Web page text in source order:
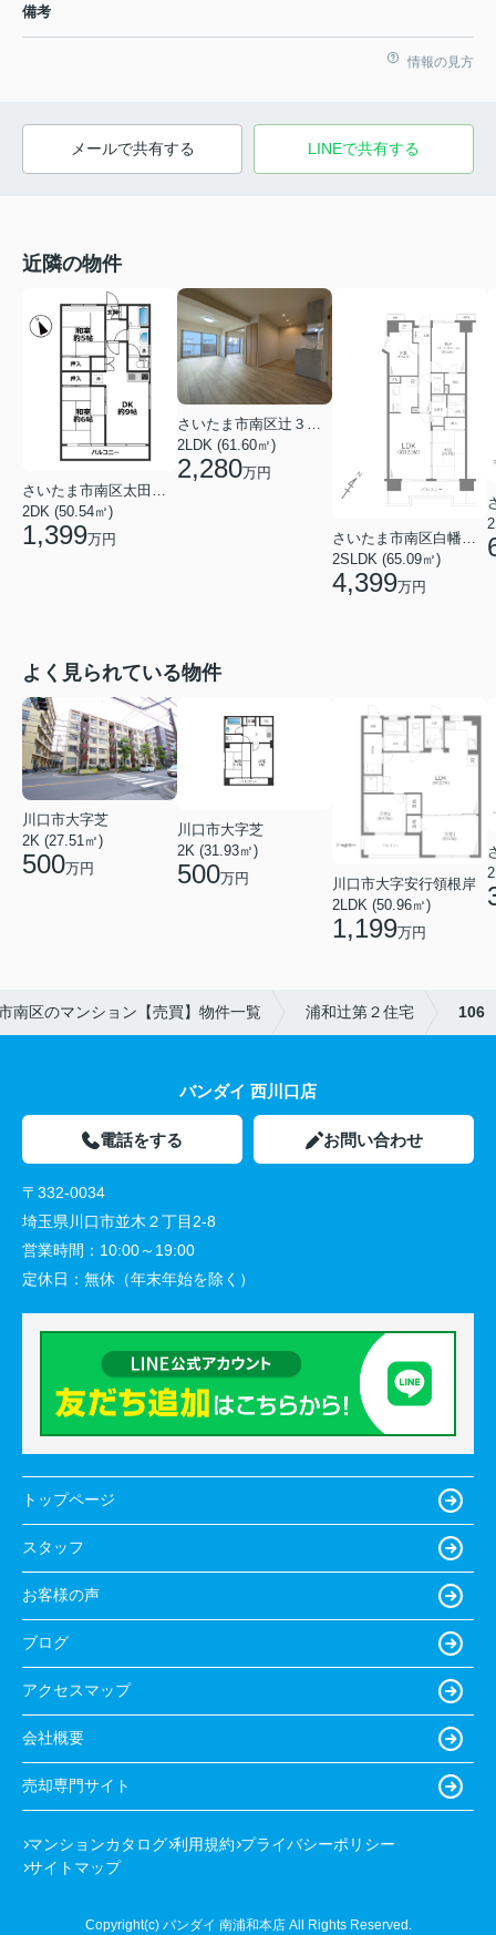
備考
情報の見方
メールで共有する LINEで共有する
近隣の物件
2DK (50.54㎡)
1,399万円
2LDK (61.60㎡)
2,280万円
2SLDK (65.09㎡)
4,399万円
よく見られている物件
川口市大字芝
2K (27.51㎡)
500万円
川口市大字芝
2K (31.93㎡)
500万円
川口市大字安行領根岸
2LDK (50.96㎡)
1,199万円
南区のマンション【売買】物件一覧 浦和辻第２住宅 106
バンダイ 西川口店
電話をする お問い合わせ
〒332-0034
埼玉県川口市並木２丁目2-8
営業時間： 10:00～19:00
定休日： 無休（年末年始を除く）
トップページ
スタッフ
お客様の声
ブログ
アクセスマップ
会社概要
売却専門サイト
マンションカタログ 利用規約 プライバシーポリシー
サイトマップ
Copyright(c) バンダイ 南浦和本店 All Rights Reserved.